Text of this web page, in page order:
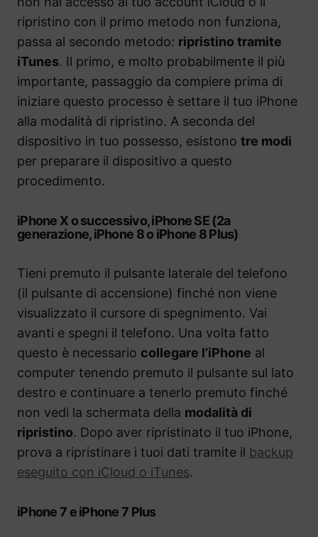
ripristino con il primo metodo non funziona,
passa al secondo metodo: ripristino tramite
iTunes. Il primo, e molto probabilmente il più
importante, passaggio da compiere prima di
iniziare questo processo è settare il tuo iPhone
alla modalità di ripristino. A seconda del
dispositivo in tuo possesso, esistono tre modi
per preparare il dispositivo a questo
procedimento.
iPhone X o successivo, iPhone SE (2a
generazione, iPhone 8 o iPhone 8 Plus)
Tieni premuto il pulsante laterale del telefono
(il pulsante di accensione) finché non viene
visualizzato il cursore di spegnimento. Vai
avanti e spegni il telefono. Una volta fatto
questo è necessario collegare l’iPhone al
computer tenendo premuto il pulsante sul lato
destro e continuare a tenerlo premuto finché
non vedi la schermata della modalità di
ripristino. Dopo aver ripristinato il tuo iPhone,
prova a ripristinare i tuoi dati tramite il backup
eseguito con iCloud o iTunes.
iPhone 7 e iPhone 7 Plus